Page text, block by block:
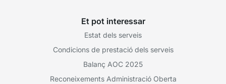
Et pot interessar
Estat dels serveis
Condicions de prestació dels serveis
Balanç AOC 2025
Reconeixements Administració Oberta